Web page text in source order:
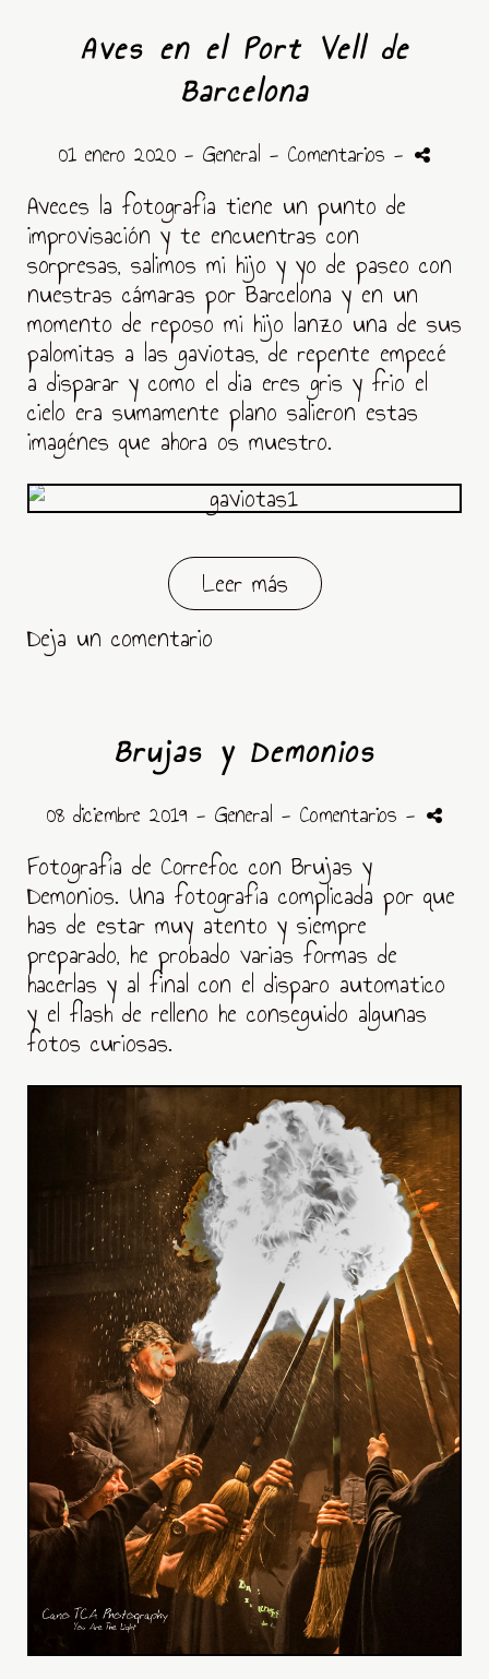
Aves en el Port Vell de
Barcelona
01 enero 2020 - General - Comentarios -
Aveces la fotografía tiene un punto de
improvisación y te encuentras con
sorpresas, salimos mi hijo y yo de paseo con
nuestras cámaras por Barcelona y en un
momento de reposo mi hijo lanzo una de sus
palomitas a las gaviotas, de repente empecé
a disparar y como el dia eres gris y frio el
cielo era sumamente plano salieron estas
imagénes que ahora os muestro.
Leer más
Deja un comentario
Brujas y Demonios
08 diciembre 2019 - General - Comentarios -
Fotografía de Correfoc con Brujas y
Demonios. Una fotografía complicada por que
has de estar muy atento y siempre
preparado, he probado varias formas de
hacerlas y al final con el disparo automatico
y el flash de relleno he conseguido algunas
fotos curiosas.